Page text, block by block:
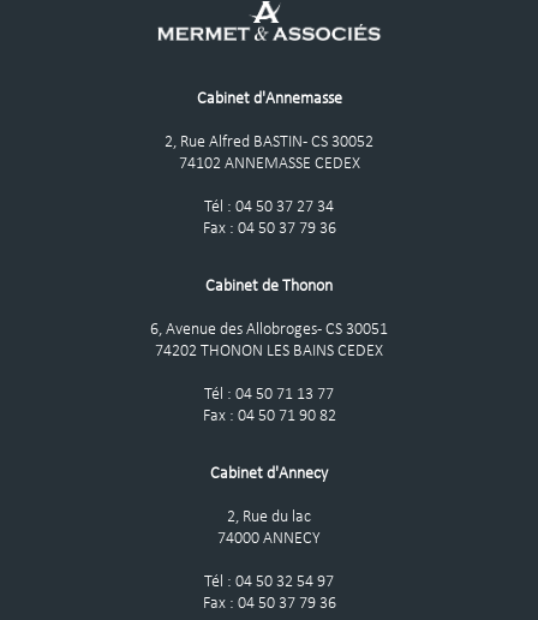
Cabinet d'Annemasse
2, Rue Alfred BASTIN - CS 30052
74102 ANNEMASSE CEDEX
Tél : 04 50 37 27 34
Fax : 04 50 37 79 36
Cabinet de Thonon
6, Avenue des Allobroges - CS 30051
74202 THONON LES BAINS CEDEX
Tél : 04 50 71 13 77
Fax : 04 50 71 90 82
Cabinet d'Annecy
2, Rue du lac
74000 ANNECY
Tél : 04 50 32 54 97
Fax : 04 50 37 79 36